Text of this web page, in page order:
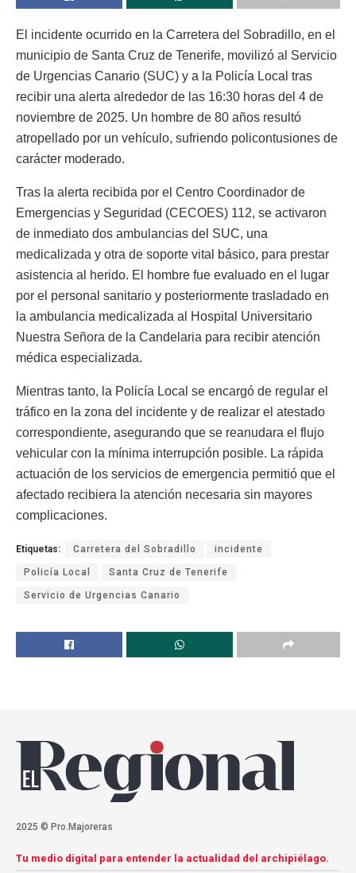
El incidente ocurrido en la Carretera del Sobradillo, en el
municipio de Santa Cruz de Tenerife, movilizó al Servicio
de Urgencias Canario (SUC) y a la Policía Local tras
recibir una alerta alrededor de las 16:30 horas del 4 de
noviembre de 2025. Un hombre de 80 años resultó
atropellado por un vehículo, sufriendo policontusiones de
carácter moderado.
Tras la alerta recibida por el Centro Coordinador de
Emergencias y Seguridad (CECOES) 112, se activaron
de inmediato dos ambulancias del SUC, una
medicalizada y otra de soporte vital básico, para prestar
asistencia al herido. El hombre fue evaluado en el lugar
por el personal sanitario y posteriormente trasladado en
la ambulancia medicalizada al Hospital Universitario
Nuestra Señora de la Candelaria para recibir atención
médica especializada.
Mientras tanto, la Policía Local se encargó de regular el
tráfico en la zona del incidente y de realizar el atestado
correspondiente, asegurando que se reanudara el flujo
vehicular con la mínima interrupción posible. La rápida
actuación de los servicios de emergencia permitió que el
afectado recibiera la atención necesaria sin mayores
complicaciones.
Etiquetas: Carretera del Sobradillo incidente
Policía Local Santa Cruz de Tenerife
Servicio de Urgencias Canario
2025 © Pro.Majoreras
Tu medio digital para entender la actualidad del archipiélago.